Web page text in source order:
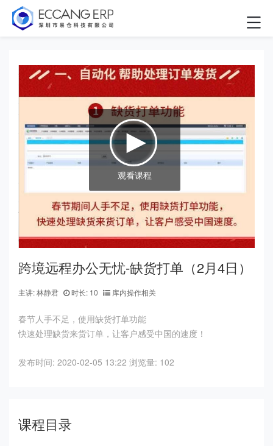
观看课程
跨境远程办公无忧-缺货打单（2月4日）
主讲: 林静君 时长: 10 库内操作相关
春节人手不足，使用缺货打单功能
快速处理缺货来货订单，让客户感受中国的速度！
发布时间: 2020-02-05 13:22 浏览量: 102
课程目录